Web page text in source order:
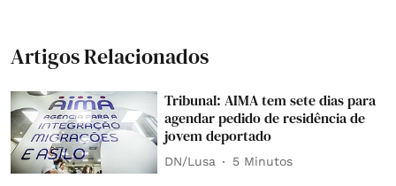
Artigos Relacionados
Tribunal: AIMA tem sete dias para
agendar pedido de residência de
jovem deportado
DN/Lusa 5 Minutos